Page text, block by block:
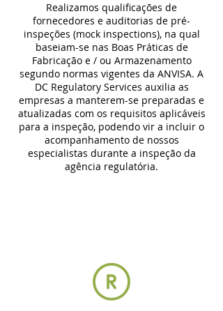
Realizamos qualificações de
fornecedores e auditorias de pré-
inspeções (mock inspections), na qual
baseiam-se nas Boas Práticas de
Fabricação e / ou Armazenamento
segundo normas vigentes da ANVISA. A
DC Regulatory Services auxilia as
empresas a manterem-se preparadas e
atualizadas com os requisitos aplicáveis
para a inspeção, podendo vir a incluir o
acompanhamento de nossos
especialistas durante a inspeção da
agência regulatória.